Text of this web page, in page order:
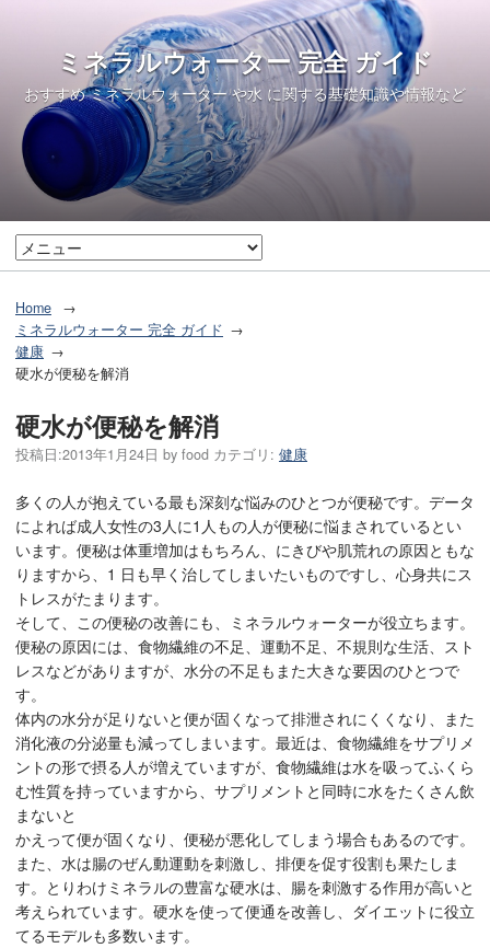
ミネラルウォーター 完全 ガイド
おすすめ ミネラルウォーター や水 に関する基礎知識や情報など
Home
ミネラルウォーター 完全 ガイド
健康
硬水が便秘を解消
硬水が便秘を解消
投稿日:2013年1月24日 by food カテゴリ: 健康
多くの人が抱えている最も深刻な悩みのひとつが便秘です。データ
によれば成人女性の3人に1人もの人が便秘に悩まされているとい
います。便秘は体重増加はもちろん、にきびや肌荒れの原因ともな
りますから、1 日も早く治してしまいたいものですし、心身共にス
トレスがたまります。
そして、この便秘の改善にも、ミネラルウォーターが役立ちます。
便秘の原因には、食物繊維の不足、運動不足、不規則な生活、スト
レスなどがありますが、水分の不足もまた大きな要因のひとつで
す。
体内の水分が足りないと便が固くなって排泄されにくくなり、また
消化液の分泌量も減ってしまいます。最近は、食物繊維をサプリメ
ントの形で摂る人が増えていますが、食物繊維は水を吸ってふくら
む性質を持っていますから、サプリメントと同時に水をたくさん飲
まないと
かえって便が固くなり、便秘が悪化してしまう場合もあるのです。
また、水は腸のぜん動運動を刺激し、排便を促す役割も果たしま
す。とりわけミネラルの豊富な硬水は、腸を刺激する作用が高いと
考えられています。硬水を使って便通を改善し、ダイエットに役立
てるモデルも多数います。